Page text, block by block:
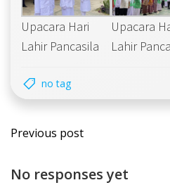
Upacara Hari
Lahir Pancasila
Upacara
Lahir
no tag
Post
navigation
Previous post
No responses yet